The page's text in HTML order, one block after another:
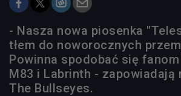
- Nasza nowa piosenka
tłem do noworocznych
Powinna spodobać się
M83 i Labrinth - zapowiadają
The Bullseyes.